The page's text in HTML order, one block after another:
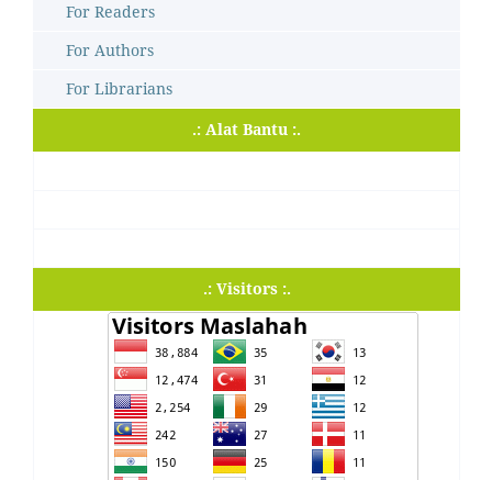
For Readers
For Authors
For Librarians
.: Alat Bantu :.
.: Visitors :.